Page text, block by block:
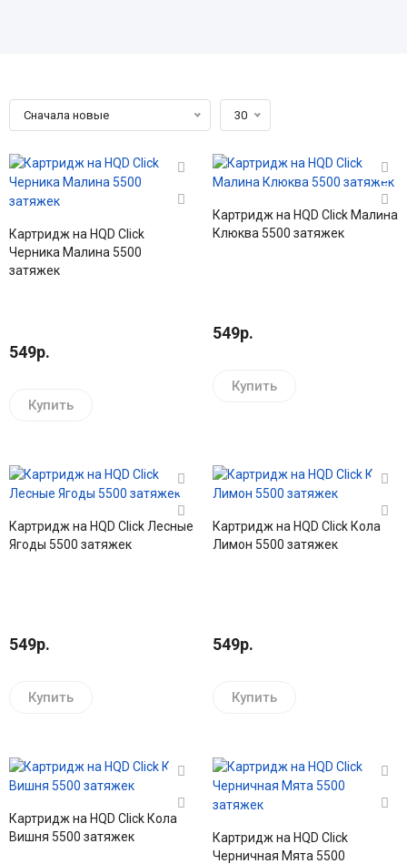
Сначала новые 30
Картридж на HQD Click
Черника Малина 5500
затяжек
549р.
Купить
Картридж на HQD Click Малина
Клюква 5500 затяжек
549р.
Купить
Картридж на HQD Click Лесные
Ягоды 5500 затяжек
549р.
Купить
Картридж на HQD Click Кола
Лимон 5500 затяжек
549р.
Купить
Картридж на HQD Click Кола
Вишня 5500 затяжек
Картридж на HQD Click
Черничная Мята 5500